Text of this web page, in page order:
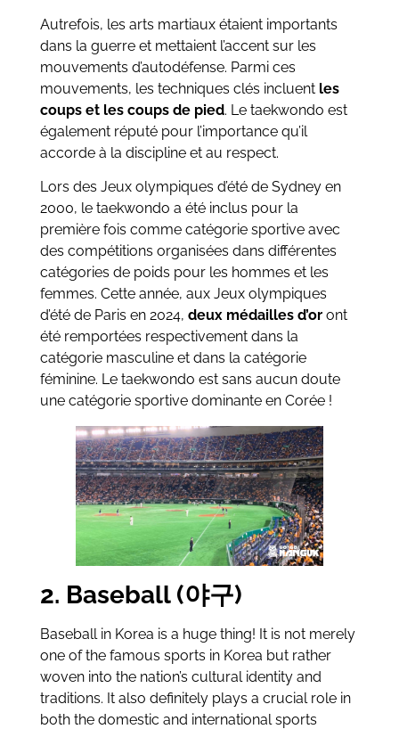
Autrefois, les arts martiaux étaient importants
dans la guerre et mettaient l’accent sur les
mouvements d’autodéfense. Parmi ces
mouvements, les techniques clés incluent les
coups et les coups de pied. Le taekwondo est
également réputé pour l’importance qu’il
accorde à la discipline et au respect.
Lors des Jeux olympiques d’été de Sydney en
2000, le taekwondo a été inclus pour la
première fois comme catégorie sportive avec
des compétitions organisées dans différentes
catégories de poids pour les hommes et les
femmes. Cette année, aux Jeux olympiques
d’été de Paris en 2024, deux médailles d’or ont
été remportées respectivement dans la
catégorie masculine et dans la catégorie
féminine. Le taekwondo est sans aucun doute
une catégorie sportive dominante en Corée !
2. Baseball (야구)
Baseball in Korea is a huge thing! It is not merely
one of the famous sports in Korea but rather
woven into the nation’s cultural identity and
traditions. It also definitely plays a crucial role in
both the domestic and international sports